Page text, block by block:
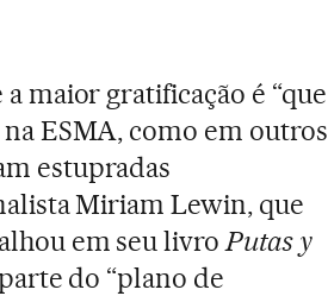
maior gratificação é “que
ESMA, como em outros
estupradas
Miriam Lewin, que
em seu livroPutas y
do “plano de